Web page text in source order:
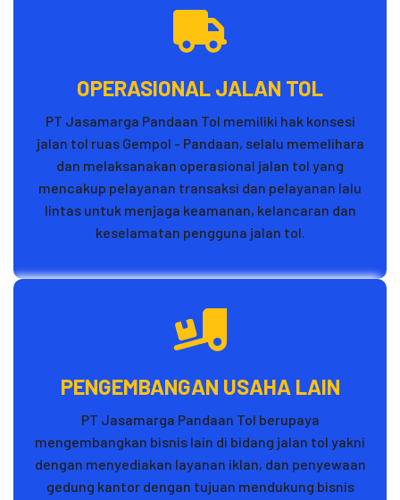
OPERASIONAL JALAN TOL
PT Jasamarga Pandaan Tol memiliki hak konsesi
jalan tol ruas Gempol - Pandaan, selalu memelihara
dan melaksanakan operasional jalan tol yang
mencakup pelayanan transaksi dan pelayanan lalu
lintas untuk menjaga keamanan, kelancaran dan
keselamatan pengguna jalan tol.
PENGEMBANGAN USAHA LAIN
PT Jasamarga Pandaan Tol berupaya
mengembangkan bisnis lain di bidang jalan tol yakni
dengan menyediakan layanan iklan, dan penyewaan
gedung kantor dengan tujuan mendukung bisnis